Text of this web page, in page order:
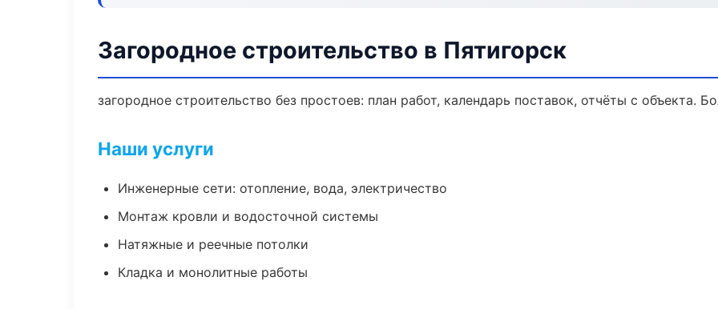
Загородное строительство в Пятигорск
загородное строительство без простоев: план работ, календарь поставок, отчёты с объекта.
Наши услуги
Инженерные сети: отопление, вода, электричество
Монтаж кровли и водосточной системы
Натяжные и реечные потолки
Кладка и монолитные работы